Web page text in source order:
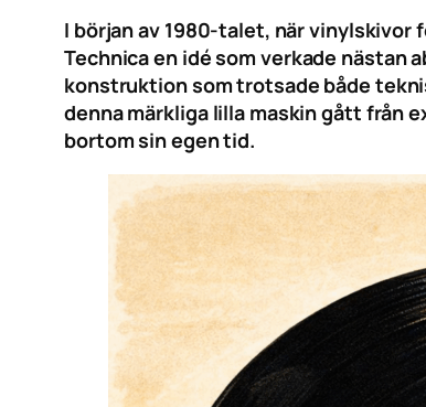
I början av 1980-talet, när
Technica en idé som verkade nästan
konstruktion som trotsade både
denna märkliga lilla maskin gått från
bortom sin egen tid.